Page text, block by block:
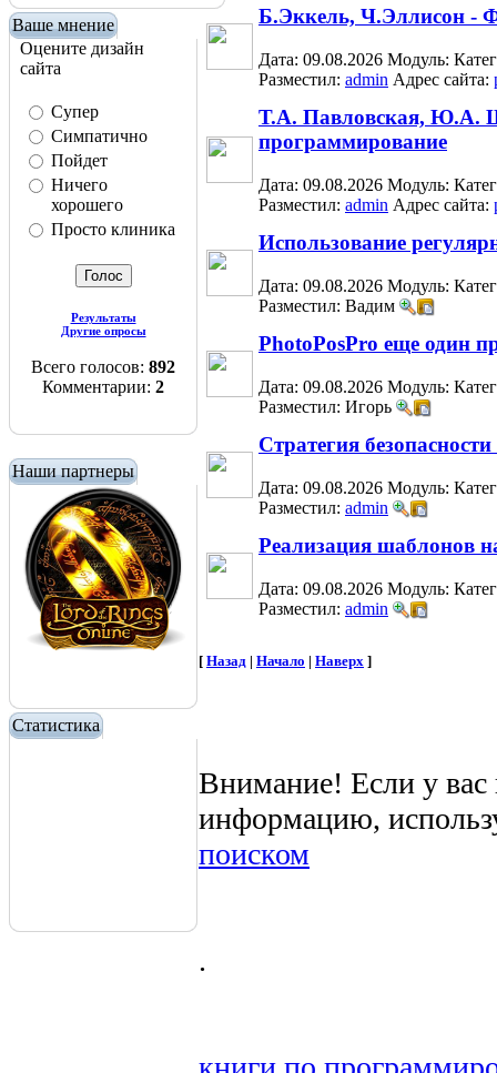
Ваше мнение
Оцените дизайн
сайта
Супер
Симпатично
Пойдет
Ничего
хорошего
Просто клиника
Результаты
Другие опросы
Всего голосов: 892
Комментарии: 2
Наши партнеры
Статистика
Б.Эккель, Ч.Эллисон -
Дата: 09.08.2026 Модуль:
Разместил: admin Адрес сайта:
Т.А. Павловская, Ю.А.
программирование
Дата: 09.08.2026 Модуль:
Разместил: admin Адрес сайта:
Использование
Дата: 09.08.2026 Модуль:
Разместил: Вадим
PhotoPosPro еще один
Дата: 09.08.2026 Модуль:
Разместил: Игорь
Стратегия
Дата: 09.08.2026 Модуль:
Разместил: admin
Реализация шаблонов
Дата: 09.08.2026 Модуль:
Разместил: admin
[ Назад | Начало | Наверх ]
Внимание! Если у
информацию,
поиском
.